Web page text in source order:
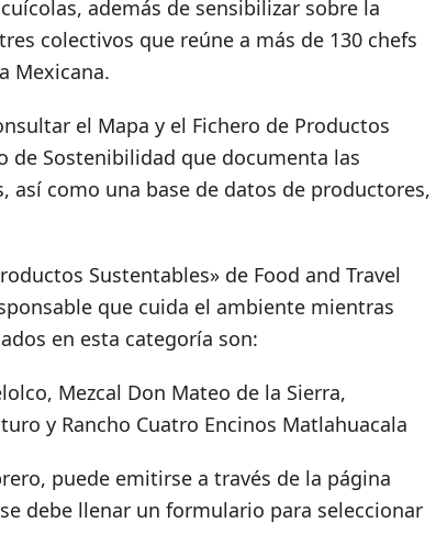
además de sensibilizar sobre la
colectivos que reúne a más de 130 chefs
Mexicana.
el Mapa y el Fichero de Productos
de Sostenibilidad que documenta las
así como una base de datos de productores,
Sustentables» de Food and Travel
que cuida el ambiente mientras
en esta categoría son:
Mezcal Don Mateo de la Sierra,
y Rancho Cuatro Encinos Matlahuacala
puede emitirse a través de la página
debe llenar un formulario para seleccionar